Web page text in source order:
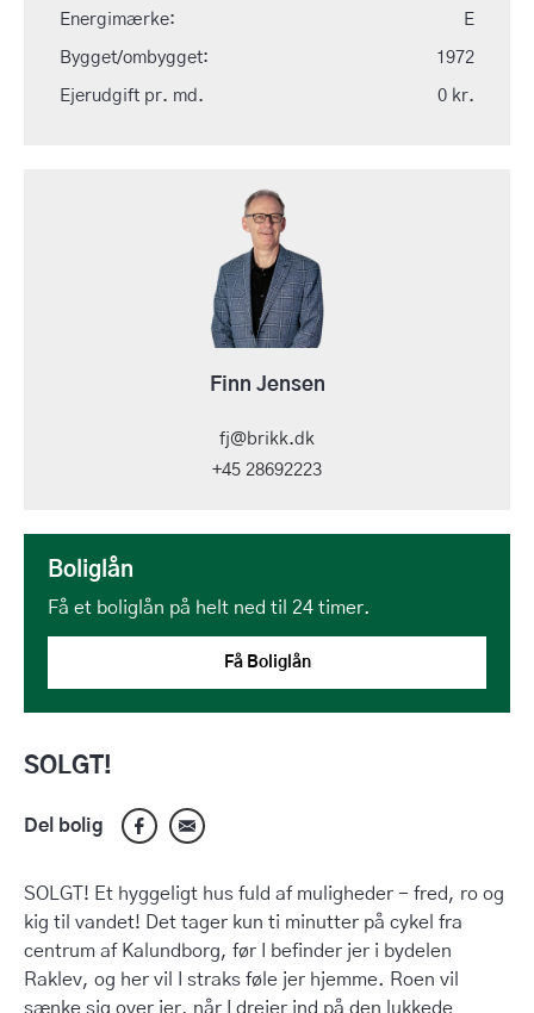
SOLGT!
Del bolig
SOLGT! Et hyggeligt hus fuld af muligheder - fred, ro og
kig til vandet! Det tager kun ti minutter på cykel fra
centrum af Kalundborg, før I befinder jer i bydelen
Raklev, og her vil I straks føle jer hjemme. Roen vil
sænke sig over jer, når I drejer ind på den lukkede
Energimærke: E
Bygget/ombygget: 1972
Ejerudgift pr. md. 0 kr.
Finn Jensen
fj@brikk.dk
+45 28692223
Boliglån
Få et boliglån på helt ned til 24 timer.
Få Boliglån